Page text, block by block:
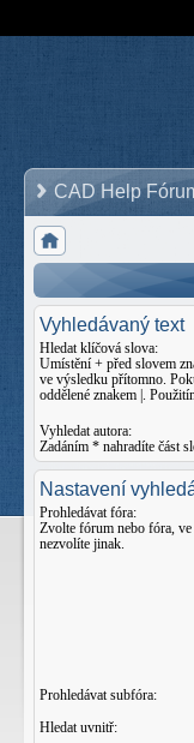
CAD Help
Vyhledávaný text
Hledat klíčová slova:
Umístění + před slovem
ve výsledku přítomno.
oddělené znakem .
Vyhledat autora:
Zadáním * nahradíte část
Nastavení
Prohledávat fóra:
Zvolte fórum nebo fóra,
nezvolíte jinak.
Prohledávat subfóra:
Hledat uvnitř: